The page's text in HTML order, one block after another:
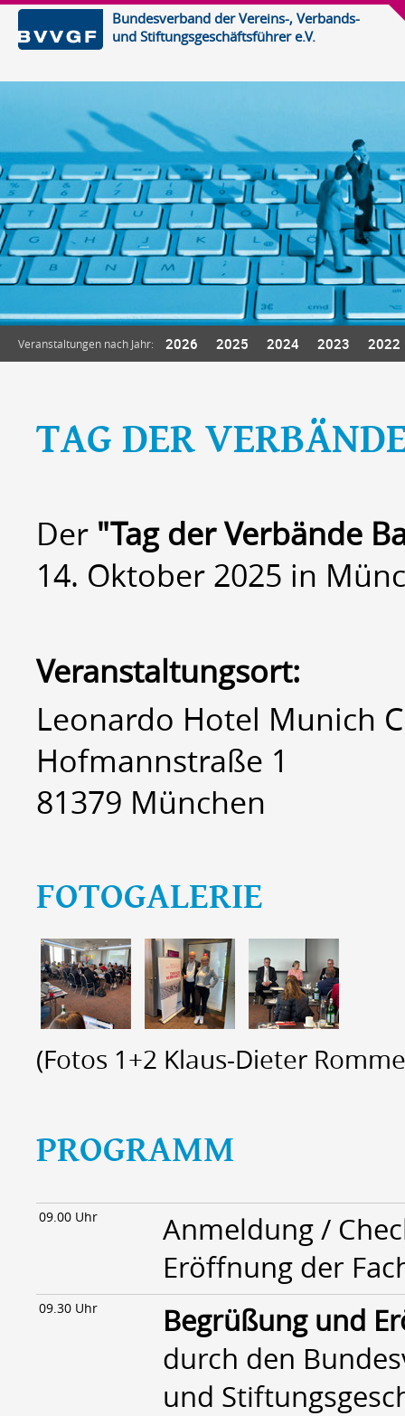
Bundesverband der Vereins-, Verbands-
und Stiftungsgeschäftsführer e.V.
Veranstaltungen nach Jahr: 2026 2025 2024 2023 2022
TAG DER
Der "Tag der Verbände
14. Oktober 2025 in
Veranstaltungsort:
Leonardo Hotel Munich
Hofmannstraße 1
81379 München
FOTOGALERIE
(Fotos 1+2 Klaus-Dieter
PROGRAMM
09.00 Uhr
Anmeldung /
Eröffnung der
09.30 Uhr
Begrüßung und
durch den
und